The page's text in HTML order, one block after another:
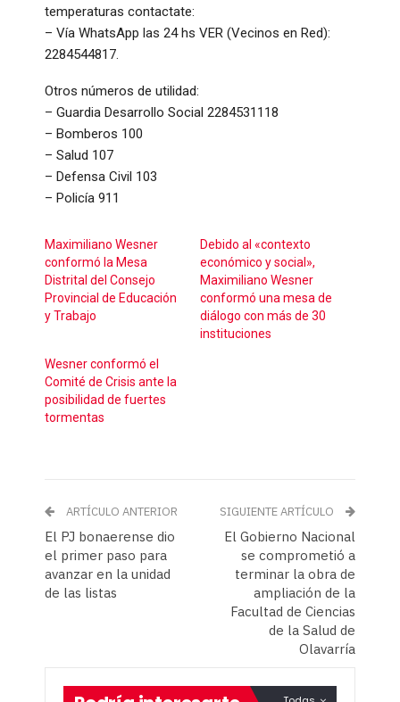
temperaturas contactate:
– Vía WhatsApp las 24 hs VER (Vecinos en Red):
2284544817.
Otros números de utilidad:
– Guardia Desarrollo Social 2284531118
– Bomberos 100
– Salud 107
– Defensa Civil 103
– Policía 911
Maximiliano Wesner
conformó la Mesa
Distrital del Consejo
Provincial de Educación
y Trabajo
Debido al «contexto
económico y social»,
Maximiliano Wesner
conformó una mesa de
diálogo con más de 30
instituciones
Wesner conformó el
Comité de Crisis ante la
posibilidad de fuertes
tormentas
ARTÍCULO ANTERIOR
El PJ bonaerense dio
el primer paso para
avanzar en la unidad
de las listas
SIGUIENTE ARTÍCULO
El Gobierno Nacional
se comprometió a
terminar la obra de
ampliación de la
Facultad de Ciencias
de la Salud de
Olavarría